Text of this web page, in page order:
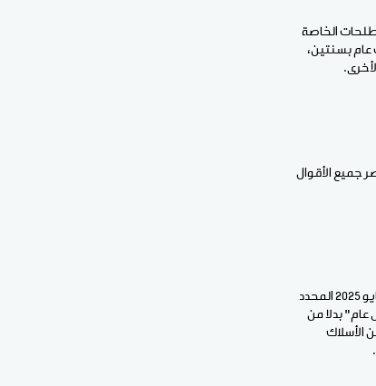
الخاصة
عام بسنتين،
حصر جميع الأقوال
أما رابع مشاريع القوانين، فيتعلق بمشروع قانون يصحح ويعدل بعض أحكام القانون رقم: 2025 - 013 الصادر في 19 مايو 2025 المحدد
بدلا من
الأسلاك